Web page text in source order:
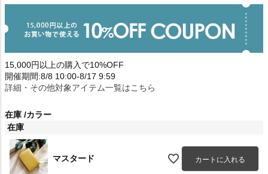
15,000円以上の購入で10%OFF
開催期間:8/8 10:00-8/17 9:59
詳細・その他対象アイテム一覧はこちら
在庫 カラー
在庫
マスタード カートに入れる